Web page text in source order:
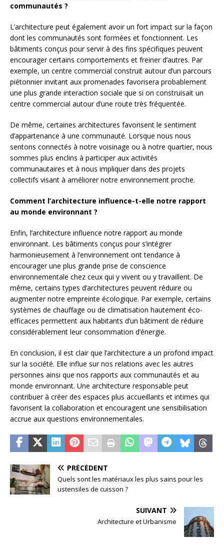
communautés ?
L’architecture peut également avoir un fort impact sur la façon
dont les communautés sont formées et fonctionnent. Les
bâtiments conçus pour servir à des fins spécifiques peuvent
encourager certains comportements et freiner d’autres. Par
exemple, un centre commercial construit autour d’un parcours
piétonnier invitant aux promenades favorisera probablement
une plus grande interaction sociale que si on construisait un
centre commercial autour d’une route très fréquentée.
De même, certaines architectures favorisent le sentiment
d’appartenance à une communauté. Lorsque nous nous
sentons connectés à notre voisinage ou à notre quartier, nous
sommes plus enclins à participer aux activités
communautaires et à nous impliquer dans des projets
collectifs visant à améliorer notre environnement proche.
Comment l’architecture influence-t-elle notre rapport
au monde environnant ?
Enfin, l’architecture influence notre rapport au monde
environnant. Les bâtiments conçus pour s’intégrer
harmonieusement à l’environnement ont tendance à
encourager une plus grande prise de conscience
environnementale chez ceux qui y vivent ou y travaillent. De
même, certains types d’architectures peuvent réduire ou
augmenter notre empreinte écologique. Par exemple, certains
systèmes de chauffage ou de climatisation hautement éco-
efficaces permettent aux habitants d’un bâtiment de réduire
considérablement leur consommation d’énergie.
En conclusion, il est clair que l’architecture a un profond impact
sur la société. Elle influe sur nos relations avec les autres
personnes ainsi que nos rapports aux communautés et au
monde environnant. Une architecture responsable peut
contribuer à créer des espaces plus accueillants et intimes qui
favorisent la collaboration et encouragent une sensibilisation
accrue aux questions environnementales.
PRÉCÉDENT
Quels sont les matériaux les plus sains pour les
ustensiles de cuisson ?
SUIVANT
Architecture et Urbanisme